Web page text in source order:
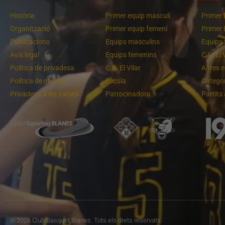
Història
Organització
Publicacions
Avís legal
Política de privadesa
Política de galetes
Privadesa a les xarxes
Primer equip masculí
Primer equip femení
Equips masculins
Equips femenins
C.E. El Vilar
Escola
Patrocinadors
Primer
Primer
Equips
C.E. El
Altres
Partits
imatge de l'equip Un final rodó
© 2026 Club Bàsquet Blanes. Tots els drets reservats.